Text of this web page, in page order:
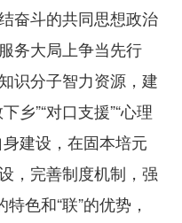
奋斗的共同思想政治
务大局上争当先行
识分子智力资源，建
乡”“对口支援”“心理
建设，在固本培元
，完善制度机制，强
色和“联”的优势，